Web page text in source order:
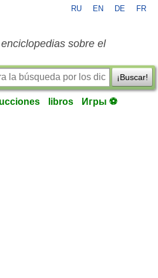
RU EN DE FR
sobre el
¡Buscar!
libros Игры ⚽